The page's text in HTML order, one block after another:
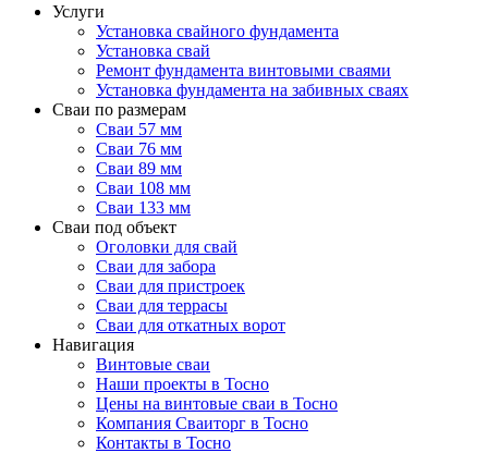
Услуги
Установка свайного фундамента
Установка свай
Ремонт фундамента винтовыми сваями
Установка фундамента на забивных сваях
Сваи по размерам
Сваи 57 мм
Сваи 76 мм
Сваи 89 мм
Сваи 108 мм
Сваи 133 мм
Сваи под объект
Оголовки для свай
Сваи для забора
Сваи для пристроек
Сваи для террасы
Сваи для откатных ворот
Навигация
Винтовые сваи
Наши проекты в Тосно
Цены на винтовые сваи в Тосно
Компания Сваиторг в Тосно
Контакты в Тосно